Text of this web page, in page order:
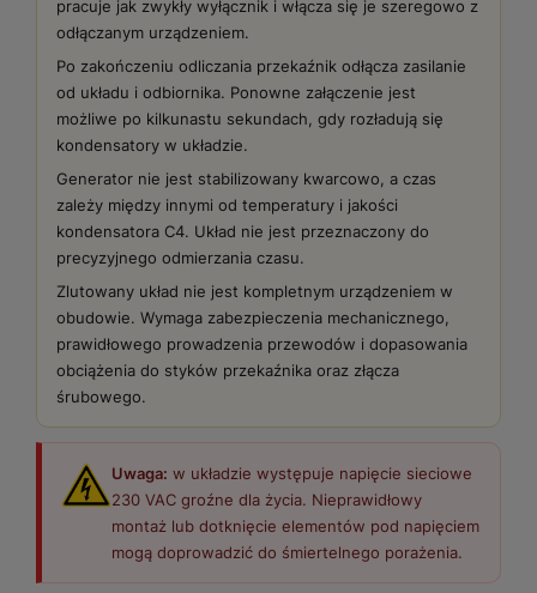
pracuje jak zwykły wyłącznik i włącza się je szeregowo z
odłączanym urządzeniem.
Po zakończeniu odliczania przekaźnik odłącza zasilanie
od układu i odbiornika. Ponowne załączenie jest
możliwe po kilkunastu sekundach, gdy rozładują się
kondensatory w układzie.
Generator nie jest stabilizowany kwarcowo, a czas
zależy między innymi od temperatury i jakości
kondensatora C4. Układ nie jest przeznaczony do
precyzyjnego odmierzania czasu.
Zlutowany układ nie jest kompletnym urządzeniem w
obudowie. Wymaga zabezpieczenia mechanicznego,
prawidłowego prowadzenia przewodów i dopasowania
obciążenia do styków przekaźnika oraz złącza
śrubowego.
Uwaga: w układzie występuje napięcie sieciowe
230 VAC groźne dla życia. Nieprawidłowy
montaż lub dotknięcie elementów pod napięciem
mogą doprowadzić do śmiertelnego porażenia.